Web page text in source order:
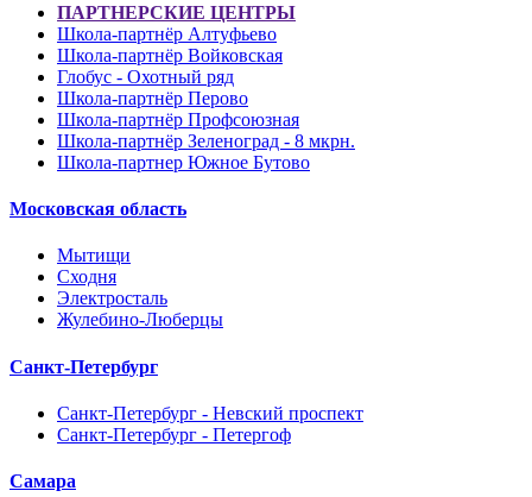
ПАРТНЕРСКИЕ ЦЕНТРЫ
Школа-партнёр Алтуфьево
Школа-партнёр Войковская
Глобус - Охотный ряд
Школа-партнёр Перово
Школа-партнёр Профсоюзная
Школа-партнёр Зеленоград - 8 мкрн.
Школа-партнер Южное Бутово
Московская область
Мытищи
Сходня
Электросталь
Жулебино-Люберцы
Санкт-Петербург
Санкт-Петербург - Невский проспект
Санкт-Петербург - Петергоф
Самара